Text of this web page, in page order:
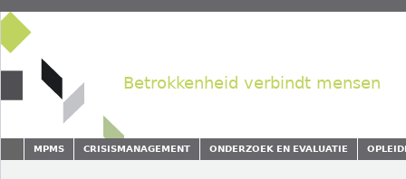
Betrokkenheid verbindt mensen
MPMS CRISISMANAGEMENT ONDERZOEK EN EVALUATIE